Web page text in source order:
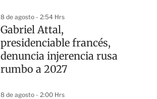
8 de agosto - 2:54 Hrs
Gabriel Attal,
presidenciable francés,
denuncia injerencia rusa
rumbo a 2027
8 de agosto - 2:00 Hrs